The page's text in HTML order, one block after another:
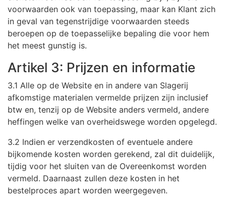
voorwaarden ook van toepassing, maar kan Klant zich
in geval van tegenstrijdige voorwaarden steeds
beroepen op de toepasselijke bepaling die voor hem
het meest gunstig is.
Artikel 3: Prijzen en informatie
3.1 Alle op de Website en in andere van Slagerij
afkomstige materialen vermelde prijzen zijn inclusief
btw en, tenzij op de Website anders vermeld, andere
heffingen welke van overheidswege worden opgelegd.
3.2 Indien er verzendkosten of eventuele andere
bijkomende kosten worden gerekend, zal dit duidelijk,
tijdig voor het sluiten van de Overeenkomst worden
vermeld. Daarnaast zullen deze kosten in het
bestelproces apart worden weergegeven.